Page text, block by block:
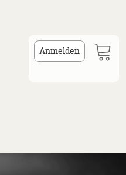
Anmelden